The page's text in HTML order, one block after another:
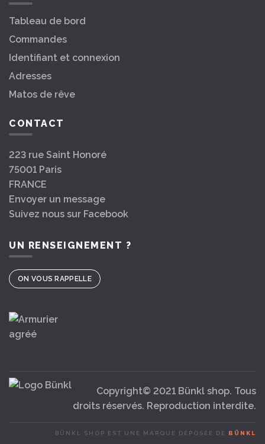
Tableau de bord
Commandes
Identifiant et connexion
Adresses
Matos de rêve
CONTACT
223 rue Saint Honoré
75001 Paris
FRANCE
Envoyer un message
Suivez nous sur Facebook
UN RENSEIGNEMENT ?
ON VOUS RAPPELLE
Copyright© 2021 Bünkl shop. Tous
droits réservés. Reproduction interdite.
BÜNKL SHOP EST UNE MARQUE DÉPOSÉE DE BÜNKL